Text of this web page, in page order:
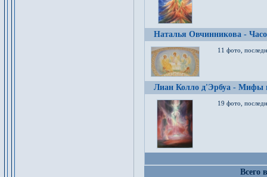
Наталья Овчинникова -
11 фото,
Лиан Колло д'Эрбуа - Мифы
19 фото,
Всего